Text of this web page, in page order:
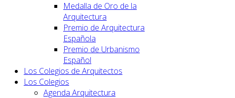
Medalla de Oro de la
Arquitectura
Premio de Arquitectura
Española
Premio de Urbanismo
Español
Los Colegios de Arquitectos
Los Colegios
Agenda Arquitectura